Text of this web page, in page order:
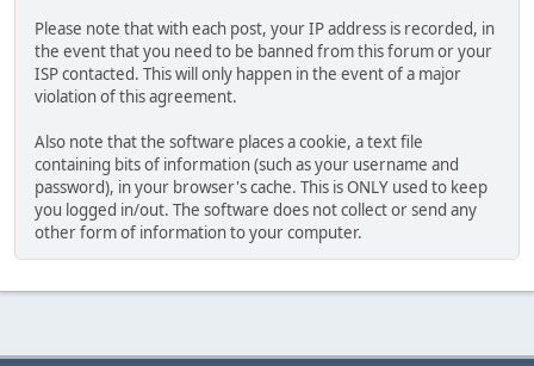
Please note that with each post, your IP address is recorded, in
the event that you need to be banned from this forum or your
ISP contacted. This will only happen in the event of a major
violation of this agreement.
Also note that the software places a cookie, a text file
containing bits of information (such as your username and
password), in your browser's cache. This is ONLY used to keep
you logged in/out. The software does not collect or send any
other form of information to your computer.